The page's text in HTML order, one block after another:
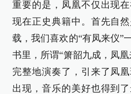
重要的是，凤凰不仅出现
现在正史典籍中。首先自
载，我们喜欢的“有凤来仪”
书里，所谓“箫韶九成，凤
完整地演奏了，引来了凤
出现，音乐的美好也得到